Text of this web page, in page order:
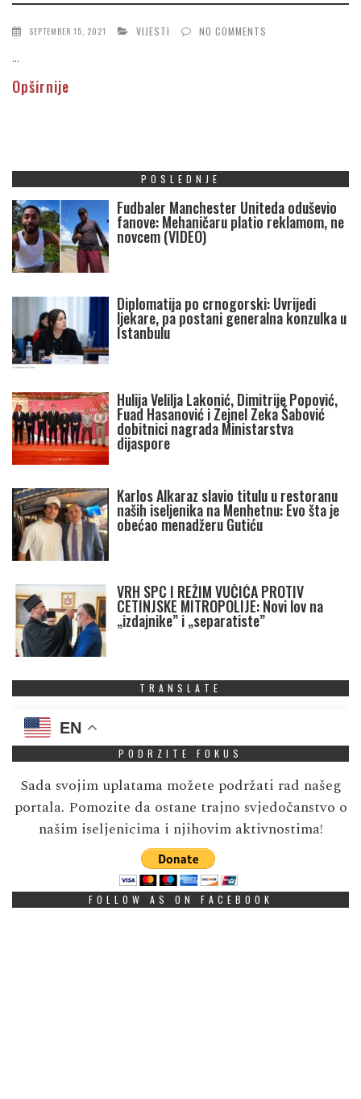
SEPTEMBER 15, 2021 VIJESTI NO COMMENTS
...
Opširnije
POSLEDNJE
Fudbaler Manchester Uniteda oduševio
fanove: Mehaničaru platio reklamom, ne
novcem (VIDEO)
Diplomatija po crnogorski: Uvrijedi
ljekare, pa postani generalna konzulka u
Istanbulu
Hulija Velilja Lakonić, Dimitrije Popović,
Fuad Hasanović i Zejnel Zeka Šabović
dobitnici nagrada Ministarstva
dijaspore
Karlos Alkaraz slavio titulu u restoranu
naših iseljenika na Menhetnu: Evo šta je
obećao menadžeru Gutiću
VRH SPC I REŽIM VUČIĆA PROTIV
CETINJSKE MITROPOLIJE: Novi lov na
„izdajnike” i „separatiste”
TRANSLATE
EN
PODRZITE FOKUS
Sada svojim uplatama možete podržati rad našeg
portala. Pomozite da ostane trajno svjedočanstvo o
našim iseljenicima i njihovim aktivnostima!
FOLLOW AS ON FACEBOOK